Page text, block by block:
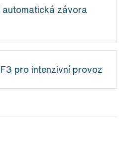
automatická závora
pro intenzivní provoz